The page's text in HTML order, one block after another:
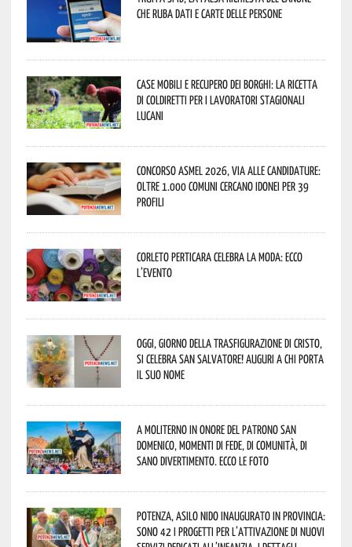
che ruba dati e carte delle persone
Case mobili e recupero dei borghi: la ricetta
di Coldiretti per i lavoratori stagionali
lucani
Concorso Asmel 2026, via alle candidature:
oltre 1.000 Comuni cercano idonei per 39
profili
Corleto Perticara celebra la moda: ecco
l’evento
Oggi, giorno della Trasfigurazione di Cristo,
si celebra San Salvatore! Auguri a chi porta
il suo nome
A Moliterno in onore del Patrono San
Domenico, momenti di fede, di comunità, di
sano divertimento. Ecco le foto
Potenza, asilo nido inaugurato in provincia:
sono 42 i progetti per l’attivazione di nuovi